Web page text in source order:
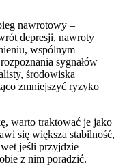
nawrotowy –
depresji, nawroty
wspólnym
sygnałów
środowiska
zmniejszyć ryzyko
warto traktować je jako
się większa stabilność,
jeśli przyjdzie
z nim poradzić.